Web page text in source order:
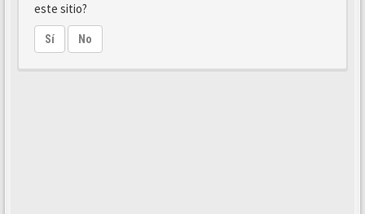
este sitio?
Sí No